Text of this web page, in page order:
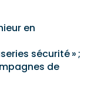
en
sécurité » ;
de